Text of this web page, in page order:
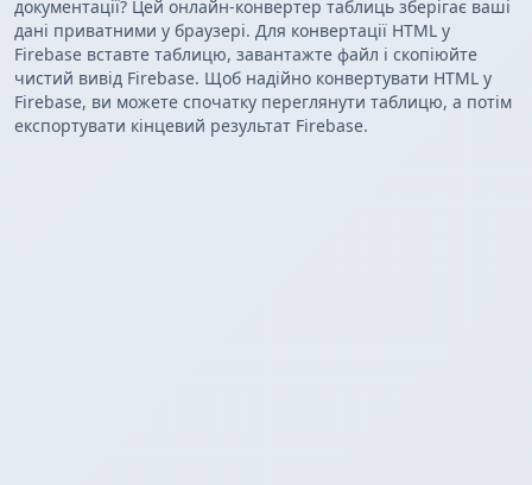
документації? Цей онлайн-конвертер таблиць зберігає ваші
дані приватними у браузері. Для конвертації HTML у
Firebase вставте таблицю, завантажте файл і скопіюйте
чистий вивід Firebase. Щоб надійно конвертувати HTML у
Firebase, ви можете спочатку переглянути таблицю, а потім
експортувати кінцевий результат Firebase.